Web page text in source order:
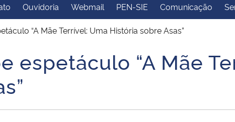
Ministério do
Desenvolvimento Regional
Controladoria-Geral da
União
Advocacia-Geral da União Banco Central do Brasil
Ouvidoria Webmail PEN-SIE Comunicação
“A Mãe Terrível: Uma História sobre Asas”
espetáculo “A Mãe